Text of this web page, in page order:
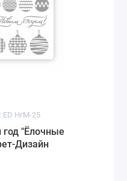
ED НгМ-25
"Ёлочные
Дизайн